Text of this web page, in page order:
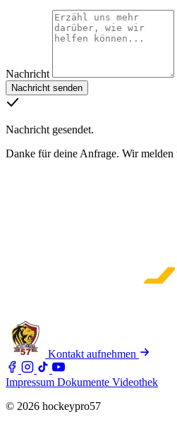
Nachricht
Nachricht senden
Nachricht gesendet.
Danke für deine Anfrage. Wir melden
Kontakt aufnehmen
Impressum Dokumente Videothek
© 2026 hockeypro57